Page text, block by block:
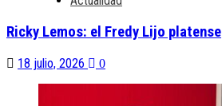
Ricky Lemos: el Fredy Lijo platense
18 julio, 2026 0